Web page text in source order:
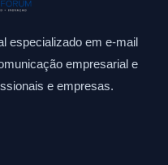
especializado em e-mail
empresarial e
e empresas.